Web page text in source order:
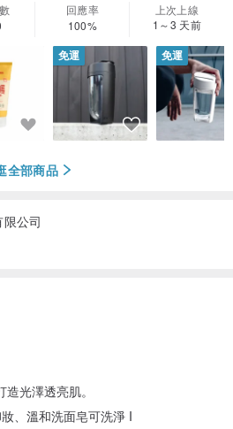
回應率
100%
上次上線
1～3 天前
免運 免運
全部商品
公司
光澤透亮肌。
、溫和洗面皂可洗淨 I